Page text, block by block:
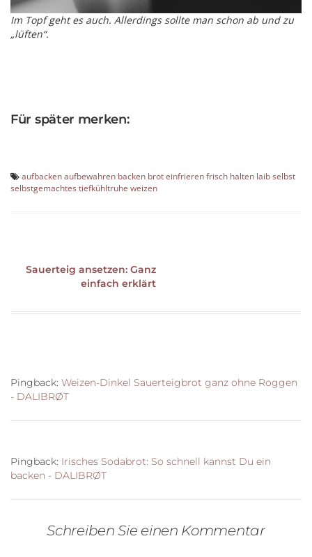
Im Topf geht es auch. Allerdings sollte man schon ab und zu
„lüften“.
Für später merken:
aufbackenaufbewahren backen broteinfrierenfrisch halten laibselbst
selbstgemachtes tiefkühltruhe weizen
Beitragsnavigation
Sauerteig ansetzen: Ganz
einfach erklärt
Pingback: Weizen-Dinkel Sauerteigbrot ganz ohne Roggen
- DALIBRØT
Pingback: Irisches Sodabrot: So schnell kannst Du ein
backen - DALIBRØT
Schreiben Sie einen Kommentar